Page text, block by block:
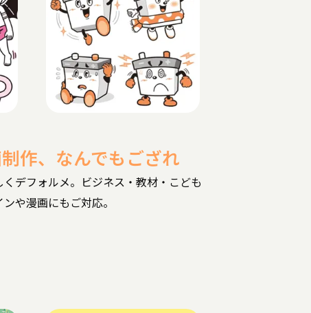
作、なんでもござれ
デフォルメ。ビジネス・教材・こども
や漫画にもご対応。